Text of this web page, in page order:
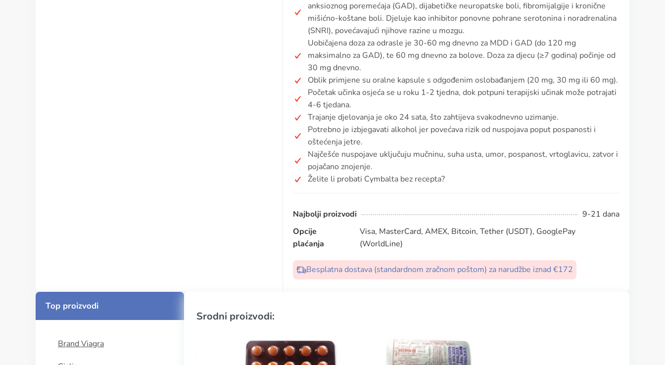
anksioznog poremećaja (GAD), dijabetičke neuropatske boli, fibromijalgije i kronične
mišićno-koštane boli. Djeluje kao inhibitor ponovne pohrane serotonina i noradrenalina
(SNRI), povećavajući njihove razine u mozgu.
Uobičajena doza za odrasle je 30-60 mg dnevno za MDD i GAD (do 120 mg
maksimalno za GAD), te 60 mg dnevno za bolove. Doza za djecu (≥7 godina) počinje od
30 mg dnevno.
Oblik primjene su oralne kapsule s odgođenim oslobađanjem (20 mg, 30 mg ili 60 mg).
Početak učinka osjeća se u roku 1-2 tjedna, dok potpuni terapijski učinak može potrajati
4-6 tjedana.
Trajanje djelovanja je oko 24 sata, što zahtijeva svakodnevno uzimanje.
Potrebno je izbjegavati alkohol jer povećava rizik od nuspojava poput pospanosti i
oštećenja jetre.
Najčešće nuspojave uključuju mučninu, suha usta, umor, pospanost, vrtoglavicu, zatvor i
pojačano znojenje.
Želite li probati Cymbalta bez recepta?
Najbolji proizvodi
9-21 dana
Opcije
plaćanja
Visa, MasterCard, AMEX, Bitcoin, Tether (USDT), GooglePay
(WorldLine)
Besplatna dostava (standardnom zračnom poštom) za narudžbe iznad €172
Top proizvodi
Brand Viagra
Srodni proizvodi: